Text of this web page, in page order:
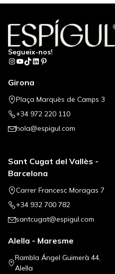
Segueix-nos!
Instagram
YouTube
TikTok
LinkedIn
Pinterest
Girona
Plaça Marquès de Camps 3
+34 972 220 110
hola@espigul.com
Sant Cugat del Vallès -
Barcelona
Carrer Francesc Moragas 7
+34 932 700 782
santcugat@espigul.com
Alella - Maresme
Rambla Ángel Guimerà 44,
Alella